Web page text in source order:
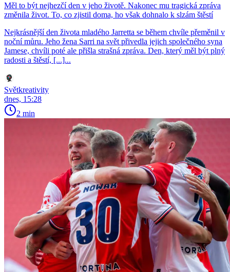
Měl to být nejhezčí den v jeho životě. Nakonec mu tragická zpráva
změnila život. To, co zjistil doma, ho však dohnalo k slzám štěstí
Nejkrásnější den života mladého Jarretta se během chvíle přeměnil v
noční můru. Jeho žena Sarri na svět přivedla jejich společného syna
Jamese, chvíli poté ale přišla strašná zpráva. Den, který měl být plný
radosti a štěstí, [...]...
Světkreativity
dnes, 15:28
2 min